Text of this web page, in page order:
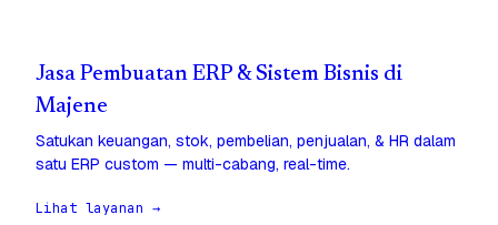
Jasa Pembuatan ERP & Sistem Bisnis di
Majene
Satukan keuangan, stok, pembelian, penjualan, & HR dalam
satu ERP custom — multi-cabang, real-time.
Lihat layanan →